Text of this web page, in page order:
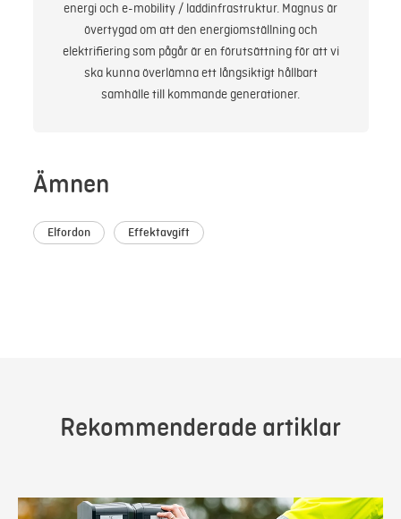
energi och e-mobility / laddinfrastruktur. Magnus är
övertygad om att den energiomställning och
elektrifiering som pågår är en förutsättning för att vi
ska kunna överlämna ett långsiktigt hållbart
samhälle till kommande generationer.
Ämnen
Elfordon Effektavgift
Rekommenderade artiklar